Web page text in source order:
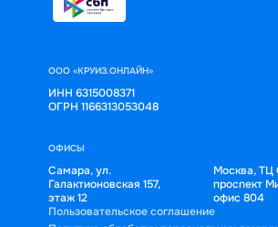
ООО «КРУИЗ.ОНЛАЙН»
ИНН 6315008371
ОГРН 1166313053048
ОФИСЫ
Самара, ул.
Галактионовская 157,
этаж 12
Москва, ТЦ
проспект
офис 804
Пользовательское соглашение